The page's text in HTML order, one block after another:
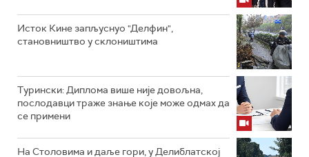
Исток Кине запљуснуо "Делфин",
становништво у склоништима
Турински: Диплома више није довољна,
послодавци траже знање које може одмах да
се примени
На Столовима и даље гори, у Делиблатској